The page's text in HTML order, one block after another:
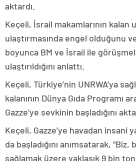
aktardı.
Keçeli, İsrail makamlarının kalan
ulaştırmasında engel olduğunu
boyunca BM ve İsrail ile
ulaştırıldığını anlattı.
Keçeli, Türkiye’nin UNRWA’ya
kalanının Dünya Gıda Programı
Gazze’ye sevkinin başladığını
Keçeli, Gazze’ye havadan insani
da başladığını anımsatarak,
sağlamak üzere yaklaşık 9 bin